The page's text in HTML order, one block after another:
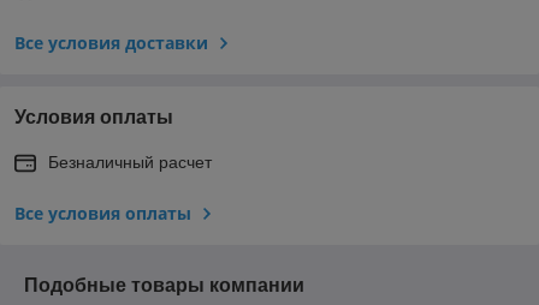
Все условия доставки
Условия оплаты
Безналичный расчет
Все условия оплаты
Подобные товары компании